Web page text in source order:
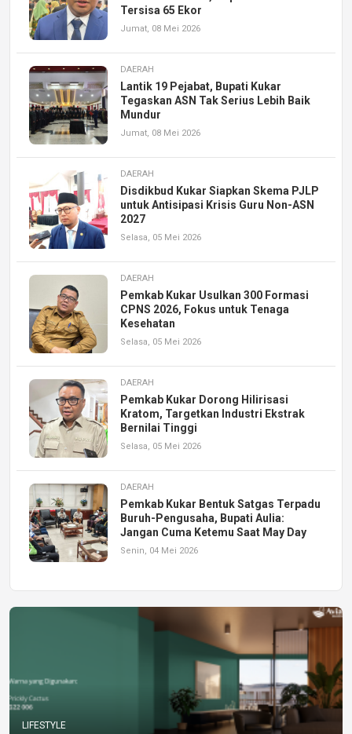
Tersisa 65 Ekor
Jumat, 08 Mei 2026
DAERAH
Lantik 19 Pejabat, Bupati Kukar
Tegaskan ASN Tak Serius Lebih Baik
Mundur
Jumat, 08 Mei 2026
DAERAH
Disdikbud Kukar Siapkan Skema PJLP
untuk Antisipasi Krisis Guru Non-ASN
2027
Selasa, 05 Mei 2026
DAERAH
Pemkab Kukar Usulkan 300 Formasi
CPNS 2026, Fokus untuk Tenaga
Kesehatan
Selasa, 05 Mei 2026
DAERAH
Pemkab Kukar Dorong Hilirisasi
Kratom, Targetkan Industri Ekstrak
Bernilai Tinggi
Selasa, 05 Mei 2026
DAERAH
Pemkab Kukar Bentuk Satgas Terpadu
Buruh-Pengusaha, Bupati Aulia:
Jangan Cuma Ketemu Saat May Day
Senin, 04 Mei 2026
LIFESTYLE